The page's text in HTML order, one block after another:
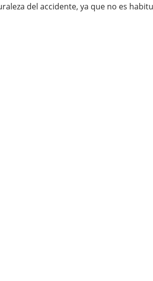
del accidente, ya que no es